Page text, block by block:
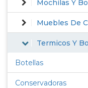
Mochilas Y
Muebles De
Termicos Y
Botellas
Conservadoras